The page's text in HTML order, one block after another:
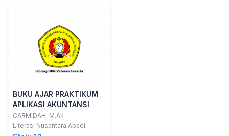
BUKU AJAR PRAKTIKUM
APLIKASI AKUNTANSI
CARMIDAH, M.Ak
Literasi Nusantara Abadi